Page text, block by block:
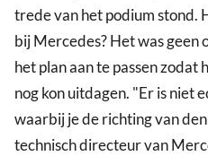
trede van het podium stond.
bij Mercedes? Het was geen
het plan aan te passen
nog kon uitdagen. "Er is niet
waarbij je de richting van
technisch directeur van